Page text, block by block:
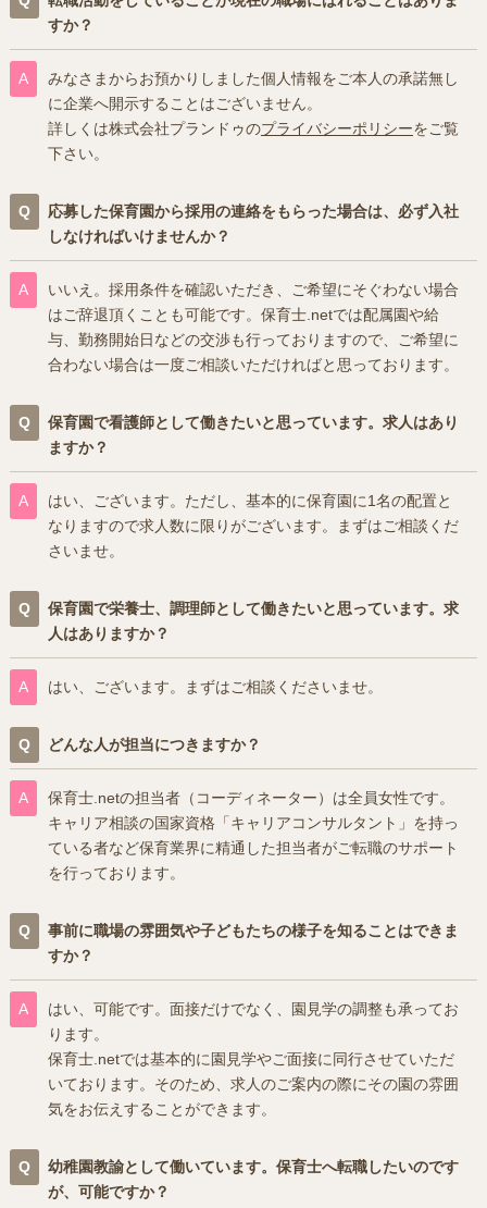
すか？
みなさまからお預かりしました個人情報をご本人の承諾無し
に企業へ開示することはございません。
詳しくは株式会社プランドゥのプライバシーポリシーをご覧
下さい。
応募した保育園から採用の連絡をもらった場合は、必ず入社
しなければいけませんか？
いいえ。採用条件を確認いただき、ご希望にそぐわない場合
はご辞退頂くことも可能です。保育士.netでは配属園や給
与、勤務開始日などの交渉も行っておりますので、ご希望に
合わない場合は一度ご相談いただければと思っております。
保育園で看護師として働きたいと思っています。求人はあり
ますか？
はい、ございます。ただし、基本的に保育園に1名の配置と
なりますので求人数に限りがございます。まずはご相談くだ
さいませ。
保育園で栄養士、調理師として働きたいと思っています。求
人はありますか？
はい、ございます。まずはご相談くださいませ。
どんな人が担当につきますか？
保育士.netの担当者（コーディネーター）は全員女性です。
キャリア相談の国家資格「キャリアコンサルタント」を持っ
ている者など保育業界に精通した担当者がご転職のサポート
を行っております。
事前に職場の雰囲気や子どもたちの様子を知ることはできま
すか？
はい、可能です。面接だけでなく、園見学の調整も承ってお
ります。
保育士.netでは基本的に園見学やご面接に同行させていただ
いております。そのため、求人のご案内の際にその園の雰囲
気をお伝えすることができます。
幼稚園教諭として働いています。保育士へ転職したいのです
が、可能ですか？